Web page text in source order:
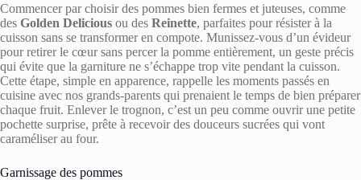
Commencer par choisir des pommes bien fermes et juteuses, comme
des Golden Delicious ou des Reinette, parfaites pour résister à la
cuisson sans se transformer en compote. Munissez-vous d’un évideur
pour retirer le cœur sans percer la pomme entièrement, un geste précis
qui évite que la garniture ne s’échappe trop vite pendant la cuisson.
Cette étape, simple en apparence, rappelle les moments passés en
cuisine avec nos grands-parents qui prenaient le temps de bien préparer
chaque fruit. Enlever le trognon, c’est un peu comme ouvrir une petite
pochette surprise, prête à recevoir des douceurs sucrées qui vont
caraméliser au four.
Garnissage des pommes